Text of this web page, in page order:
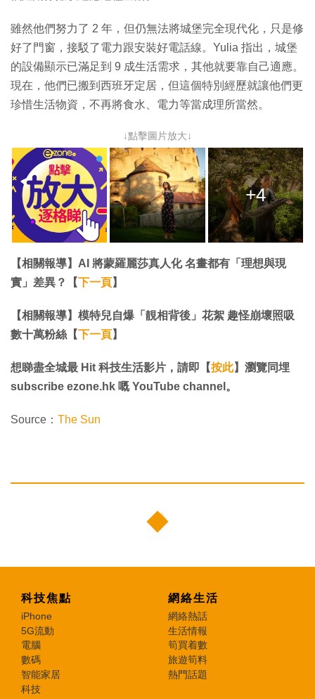
雖然他們努力了 2 年，但仍無法將城堡完全現代化，只是修
好了門窗，接駁了電力跟安裝好電話線。Yulia 指出，城堡
的設備顯示已滿足到 9 成生活需求，其他就要靠自己適應。
現在，他們已搬到西班牙定居，但這個特別經歷就讓他們更
珍惜生活物資，不再將食水、電力等當成理所當然。
↓點擊圖片放大↓
+4
【相關報導】AI 將蒙羅麗莎真人化 名畫都有「理想與現
實」差異？【下一頁】
【相關報導】模特兒自爆「靚相背後」花絮 趣怪崩壞照吸
數十萬粉絲【下一頁】
想睇盡全城最 Hit 科技生活影片，請即【按此】瀏覽同埋
subscribe ezone.hk 嘅 YouTube channel。
Source： The Sun
科技焦點
iPhone
5G流動
電腦
數碼
智能家居
科技
網絡生活
網絡熱話
生活情報
筍買着數
旅遊筍料
熱門話題